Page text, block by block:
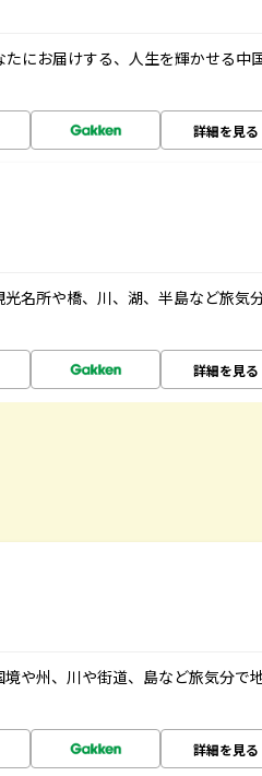
にお届けする、人生を輝かせる中
詳細を見る
名所や橋、川、湖、半島など旅気
詳細を見る
や州、川や街道、島など旅気分で
詳細を見る